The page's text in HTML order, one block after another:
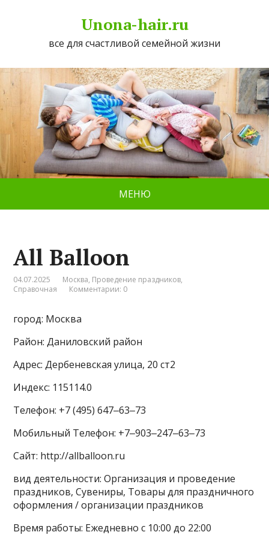
Unona-hair.ru
все для счастливой семейной жизни
МЕНЮ
All Balloon
04.07.2025 Москва, Проведение праздников,
Справочная
Комментарии: 0
город: Москва
Район: Даниловский район
Адрес: Дербеневская улица, 20 ст2
Индекс: 115114.0
Телефон: +7 (495) 647‒63‒73
Мобильный Телефон: +7‒903‒247‒63‒73
Сайт: http://allballoon.ru
вид деятельности: Организация и проведение
праздников, Сувениры, Товары для праздничного
оформления / организации праздников
Время работы: Ежедневно с 10:00 до 22:00